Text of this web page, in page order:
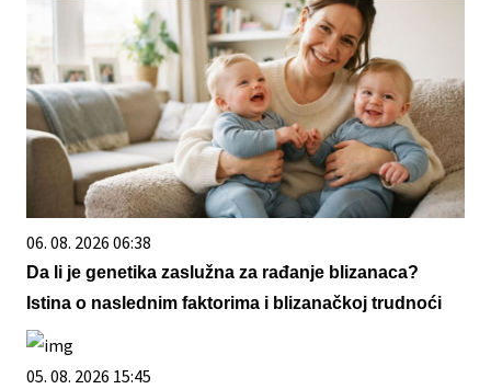
06. 08. 2026 06:38
Da li je genetika zaslužna za rađanje blizanaca?
Istina o naslednim faktorima i blizanačkoj trudnoći
05. 08. 2026 15:45